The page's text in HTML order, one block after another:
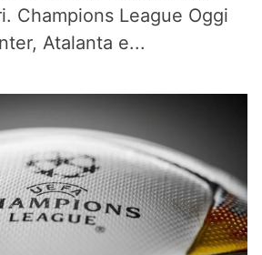
Champions League Oggi
Atalanta e...